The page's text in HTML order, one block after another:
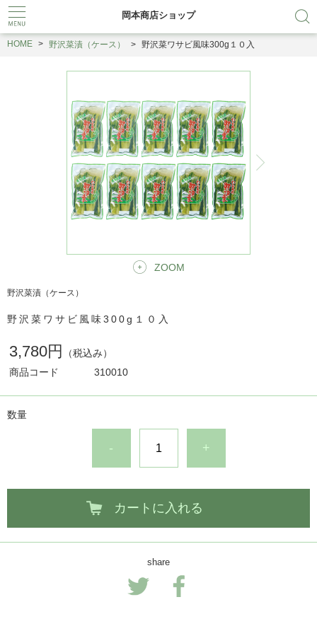
岡本商店ショップ
HOME 野沢菜漬（ケース） 野沢菜ワサビ風味300g１０入
ZOOM
野沢菜漬（ケース）
野沢菜ワサビ風味300g１０入
3,780円
（税込み）
商品コード
310010
数量
- +
カートに入れる
share